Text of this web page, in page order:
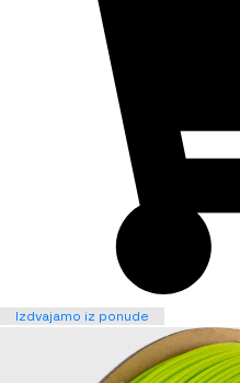
Izdvajamo iz ponude